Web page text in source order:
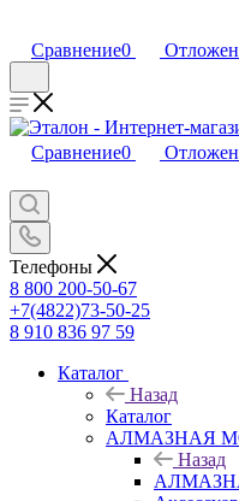
Сравнение0
Сравнение0
Телефоны
8 800 200-50-67
+7(4822)73-50-25
8 910 836 97 59
Каталог
Назад
Каталог
АЛМАЗНАЯ
Назад